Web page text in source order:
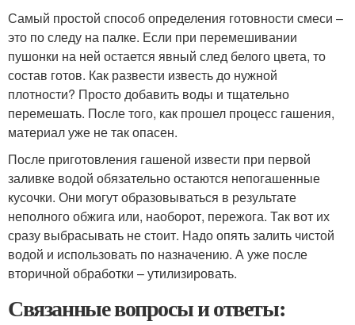
Самый простой способ определения готовности смеси –
это по следу на палке. Если при перемешивании
пушонки на ней остается явный след белого цвета, то
состав готов. Как развести известь до нужной
плотности? Просто добавить воды и тщательно
перемешать. После того, как прошел процесс гашения,
материал уже не так опасен.
После приготовления гашеной извести при первой
заливке водой обязательно остаются непогашенные
кусочки. Они могут образовываться в результате
неполного обжига или, наоборот, пережога. Так вот их
сразу выбрасывать не стоит. Надо опять залить чистой
водой и использовать по назначению. А уже после
вторичной обработки – утилизировать.
Связанные вопросы и ответы: